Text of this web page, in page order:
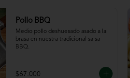
Pollo BBQ
Medio pollo deshuesado asado a la
brasa en nuestra tradicional salsa
BBQ.
$67.000